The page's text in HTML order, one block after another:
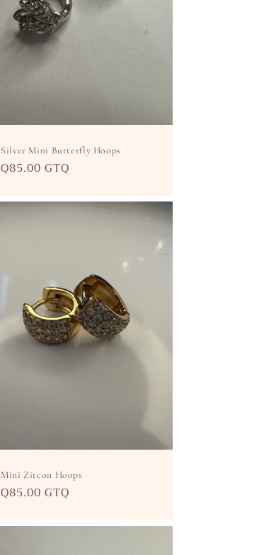
Silver Mini Butterfly Hoops
Precio
Q85.00 GTQ
Mini Zircon Hoops
Precio
Q85.00 GTQ